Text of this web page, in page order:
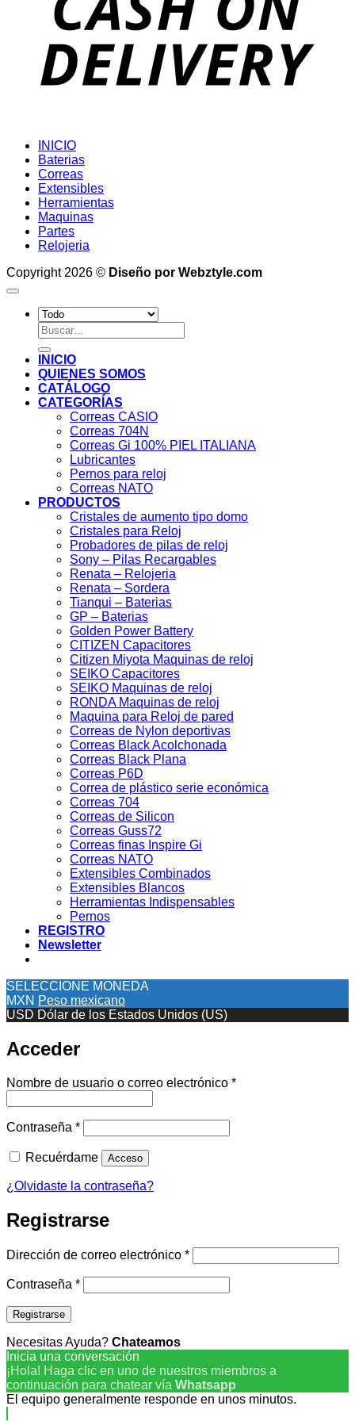
INICIO
Baterias
Correas
Extensibles
Herramientas
Maquinas
Partes
Relojeria
Copyright 2026 © Diseño por Webztyle.com
Buscar
por:
INICIO
QUIENES SOMOS
CATÁLOGO
CATEGORÍAS
Correas CASIO
Correas 704N
Correas Gi 100% PIEL ITALIANA
Lubricantes
Pernos para reloj
Correas NATO
PRODUCTOS
Cristales de aumento tipo domo
Cristales para Reloj
Probadores de pilas de reloj
Sony – Pilas Recargables
Renata – Relojeria
Renata – Sordera
Tianqui – Baterias
GP – Baterias
Golden Power Battery
CITIZEN Capacitores
Citizen Miyota Maquinas de reloj
SEIKO Capacitores
SEIKO Maquinas de reloj
RONDA Maquinas de reloj
Maquina para Reloj de pared
Correas de Nylon deportivas
Correas Black Acolchonada
Correas Black Plana
Correas P6D
Correa de plástico serie económica
Correas 704
Correas de Silicon
Correas Guss72
Correas finas Inspire Gi
Correas NATO
Extensibles Combinados
Extensibles Blancos
Herramientas Indispensables
Pernos
REGISTRO
Newsletter
SELECCIONE MONEDA
MXN Peso mexicano
USD Dólar de los Estados Unidos (US)
Acceder
Nombre de usuario o correo electrónico *Obligatorio
Contraseña *Obligatorio
Recuérdame Acceso
¿Olvidaste la contraseña?
Registrarse
Dirección de correo electrónico *Obligatorio
Contraseña *Obligatorio
Registrarse
Necesitas Ayuda? Chateamos
Inicia una conversación
¡Hola! Haga clic en uno de nuestros miembros a
continuación para chatear vía Whatsapp
El equipo generalmente responde en unos minutos.